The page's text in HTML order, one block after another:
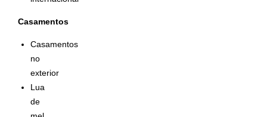
Casamentos
Casamentos
no
exterior
Lua
de